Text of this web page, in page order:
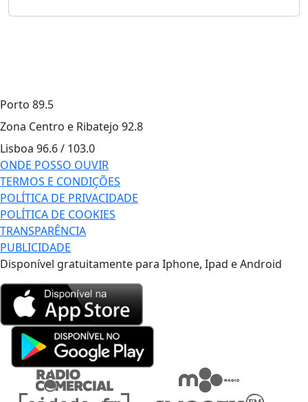
Porto 89.5
Zona Centro e Ribatejo 92.8
Lisboa 96.6 / 103.0
ONDE POSSO OUVIR
TERMOS E CONDIÇÕES
POLÍTICA DE PRIVACIDADE
POLÍTICA DE COOKIES
TRANSPARÊNCIA
PUBLICIDADE
Disponível gratuitamente para Iphone, Ipad e Android